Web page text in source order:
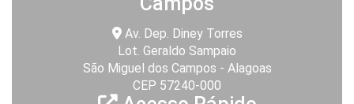
Av. Dep. Diney Torres
Lot. Geraldo Sampaio
São Miguel dos Campos - Alagoas
CEP 57240-000